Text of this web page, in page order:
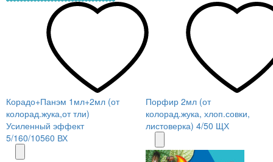
Корадо+Панэм 1мл+2мл (от
колорад.жука,от тли)
Усиленный эффект
5/160/10560 ВХ
Порфир 2мл (от
колорад.жука, хлоп.совки,
листоверка) 4/50 ЩХ